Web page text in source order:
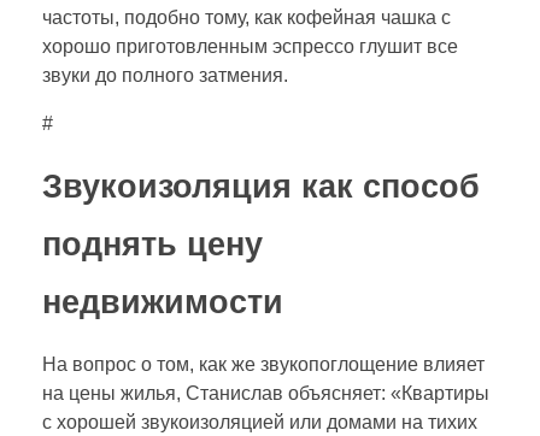
частоты, подобно тому, как кофейная чашка с
хорошо приготовленным эспрессо глушит все
звуки до полного затмения.
#
Звукоизоляция как способ
поднять цену
недвижимости
На вопрос о том, как же звукопоглощение влияет
на цены жилья, Станислав объясняет: «Квартиры
с хорошей звукоизоляцией или домами на тихих